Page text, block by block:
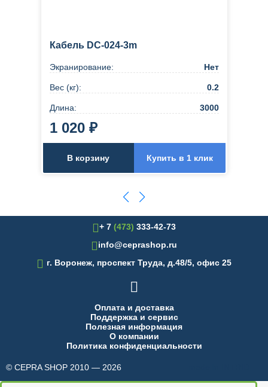
Кабель DC-024-3m
Экранирование: Нет
Вес (кг): 0.2
Длина: 3000
1 020 ₽
В корзину Купить в 1 клик
+ 7 (473) 333-42-73
info@ceprashop.ru
 г. Воронеж, проспект Труда, д.48/5, офис 25

Оплата и доставка
Поддержка и сервис
Полезная информация
О компании
Политика конфиденциальности
© CEPRA SHOP 2010 — 2026